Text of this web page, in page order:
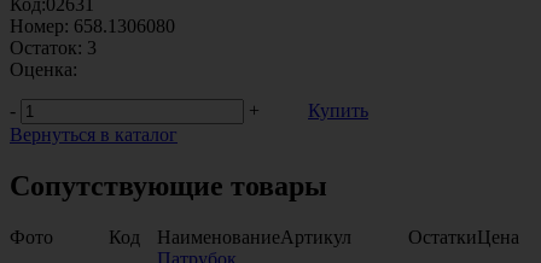
Номер: 658.1306080
Остаток: 3
Оценка:
-
+
Купить
Вернуться в каталог
Сопутствующие товары
Фото Код НаименованиеАртикул ОстаткиЦена
Патрубок